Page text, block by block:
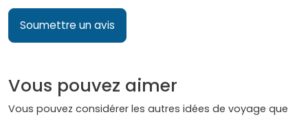
Soumettre un avis
Vous pouvez aimer
Vous pouvez considérer les autres idées de voyage que